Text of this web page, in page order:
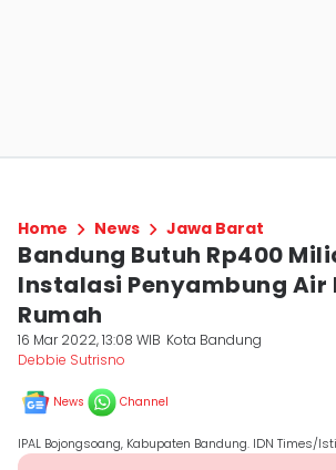
Home News Jawa Barat
Bandung Butuh Rp400
Instalasi Penyambung Air
Rumah
16 Mar 2022, 13:08 WIB Kota Bandung
Debbie Sutrisno
News Channel
IPAL Bojongsoang, Kabupaten Bandung. IDN Times/